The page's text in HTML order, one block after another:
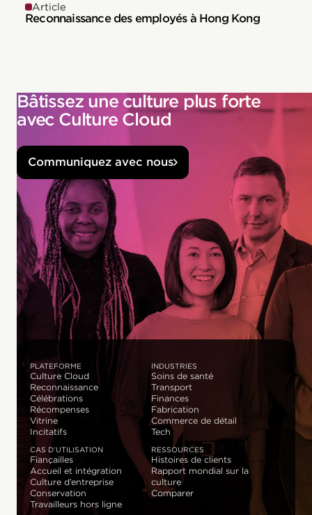
Article
Reconnaissance des employés à Hong Kong
Bâtissez une culture plus forte
avec Culture Cloud
Communiquez avec nous
PLATEFORME
Culture Cloud
Reconnaissance
Célébrations
Récompenses
Vitrine
Incitatifs
INDUSTRIES
Soins de santé
Transport
Finances
Fabrication
Commerce de détail
Tech
CAS D’UTILISATION
Fiançailles
Accueil et intégration
Culture d’entreprise
Conservation
Travailleurs hors ligne
RESSOURCES
Histoires de clients
Rapport mondial sur la
culture
Comparer